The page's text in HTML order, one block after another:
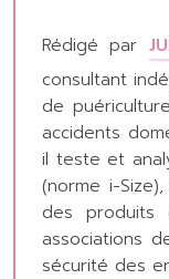
Rédigé par
consultant
de
accidents
il teste et
(norme i-
des produits
associations
sécurité des